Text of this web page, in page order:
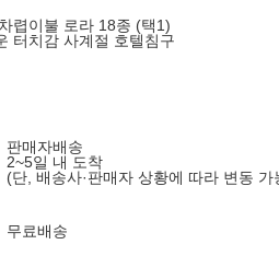
렵이불 로라 18종 (택1)
터치감 사계절 호텔침구
판매자배송
2~5일 내 도착
(단, 배송사·판매자 상황에 따라 변동 가
무료배송